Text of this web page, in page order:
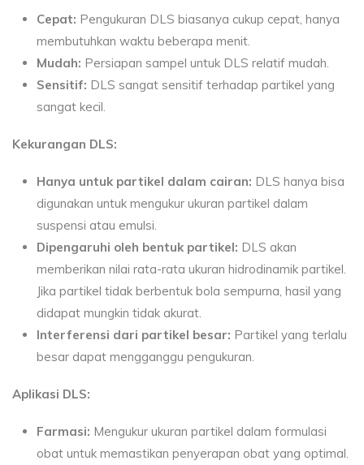
Cepat: Pengukuran DLS biasanya cukup cepat, hanya
membutuhkan waktu beberapa menit.
Mudah: Persiapan sampel untuk DLS relatif mudah.
Sensitif: DLS sangat sensitif terhadap partikel yang
sangat kecil.
Kekurangan DLS:
Hanya untuk partikel dalam cairan: DLS hanya bisa
digunakan untuk mengukur ukuran partikel dalam
suspensi atau emulsi.
Dipengaruhi oleh bentuk partikel: DLS akan
memberikan nilai rata-rata ukuran hidrodinamik partikel.
Jika partikel tidak berbentuk bola sempurna, hasil yang
didapat mungkin tidak akurat.
Interferensi dari partikel besar: Partikel yang terlalu
besar dapat mengganggu pengukuran.
Aplikasi DLS:
Farmasi: Mengukur ukuran partikel dalam formulasi
obat untuk memastikan penyerapan obat yang optimal.